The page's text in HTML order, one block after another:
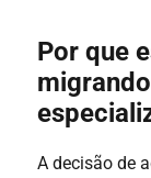
Por que
A decisão de